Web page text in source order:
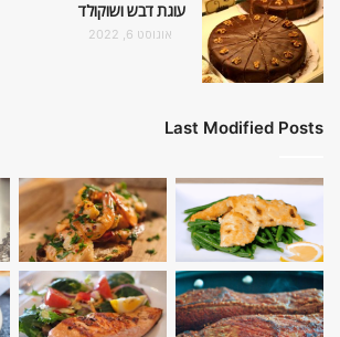
עוגת דבש ושוקולד
אוגוסט 6, 2022
Last Modified Posts